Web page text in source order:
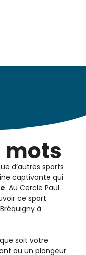
mots
d’autres sports
captivante qui
. Au Cercle Paul
ce sport
à
soit votre
ou un plongeur